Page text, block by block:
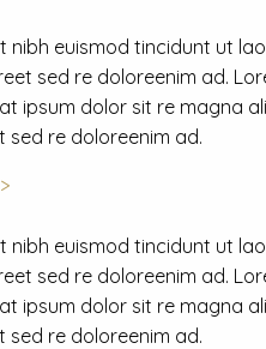
euismod tincidunt ut
sed re doloreenim ad.
dolor sit re magna
sed re doloreenim ad.
euismod tincidunt ut
sed re doloreenim ad.
dolor sit re magna
sed re doloreenim ad.